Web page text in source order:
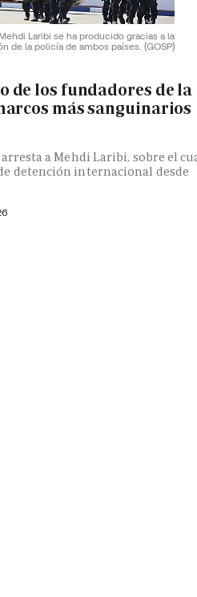
Laribi se ha producido gracias a la
de la policía de ambos países. (GOSP)
de los fundadores de la
más sanguinarios
a Mehdi Laribi, sobre el
detención internacional desde